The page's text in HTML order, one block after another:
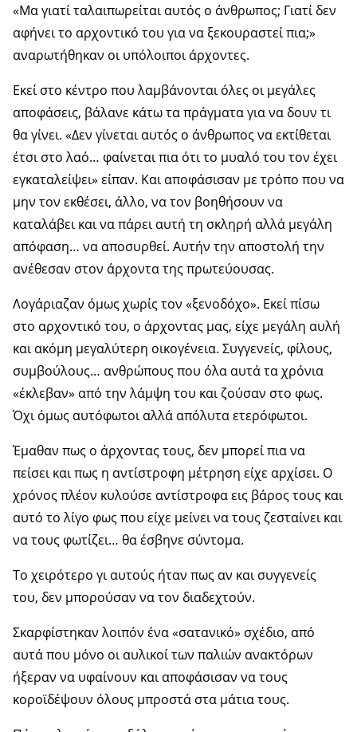
«Μα γιατί ταλαιπωρείται αυτός ο άνθρωπος; Γιατί δεν
αφήνει το αρχοντικό του για να ξεκουραστεί πια;»
αναρωτήθηκαν οι υπόλοιποι άρχοντες.
Εκεί στο κέντρο που λαμβάνονται όλες οι μεγάλες
αποφάσεις, βάλανε κάτω τα πράγματα για να δουν τι
θα γίνει. «Δεν γίνεται αυτός ο άνθρωπος να εκτίθεται
έτσι στο λαό… φαίνεται πια ότι το μυαλό του τον έχει
εγκαταλείψει» είπαν. Και αποφάσισαν με τρόπο που να
μην τον εκθέσει, άλλο, να τον βοηθήσουν να
καταλάβει και να πάρει αυτή τη σκληρή αλλά μεγάλη
απόφαση… να αποσυρθεί. Αυτήν την αποστολή την
ανέθεσαν στον άρχοντα της πρωτεύουσας.
Λογάριαζαν όμως χωρίς τον «ξενοδόχο». Εκεί πίσω
στο αρχοντικό του, ο άρχοντας μας, είχε μεγάλη αυλή
και ακόμη μεγαλύτερη οικογένεια. Συγγενείς, φίλους,
συμβούλους… ανθρώπους που όλα αυτά τα χρόνια
«έκλεβαν» από την λάμψη του και ζούσαν στο φως.
Όχι όμως αυτόφωτοι αλλά απόλυτα ετερόφωτοι.
Έμαθαν πως ο άρχοντας τους, δεν μπορεί πια να
πείσει και πως η αντίστροφη μέτρηση είχε αρχίσει. Ο
χρόνος πλέον κυλούσε αντίστροφα εις βάρος τους και
αυτό το λίγο φως που είχε μείνει να τους ζεσταίνει και
να τους φωτίζει… θα έσβηνε σύντομα.
Το χειρότερο γι αυτούς ήταν πως αν και συγγενείς
του, δεν μπορούσαν να τον διαδεχτούν.
Σκαρφίστηκαν λοιπόν ένα «σατανικό» σχέδιο, από
αυτά που μόνο οι αυλικοί των παλιών ανακτόρων
ήξεραν να υφαίνουν και αποφάσισαν να τους
κοροϊδέψουν όλους μπροστά στα μάτια τους.